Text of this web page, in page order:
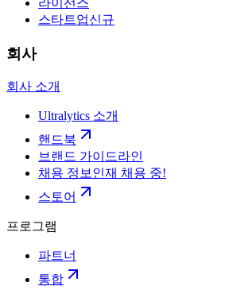
스타트업신규
회사
회사 소개
Ultralytics 소개
핸드북
브랜드 가이드라인
채용 정보 인재 채용 중!
스토어
프로그램
파트너
통합